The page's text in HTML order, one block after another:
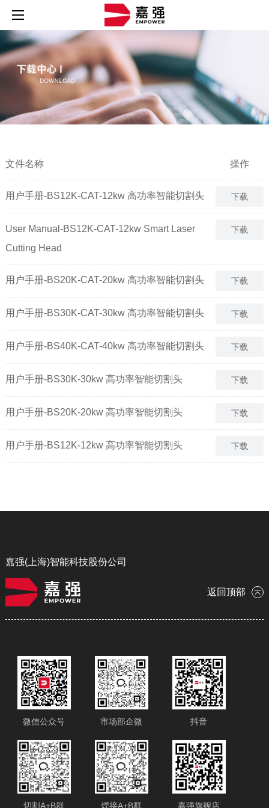
文件名称 操作
用户手册-BS12K-CAT-12kw 高功率智能切割头 下载
User Manual-BS12K-CAT-12kw Smart Laser
Cutting Head
下载
用户手册-BS20K-CAT-20kw 高功率智能切割头 下载
用户手册-BS30K-CAT-30kw 高功率智能切割头 下载
用户手册-BS40K-CAT-40kw 高功率智能切割头 下载
用户手册-BS30K-30kw 高功率智能切割头 下载
用户手册-BS20K-20kw 高功率智能切割头 下载
用户手册-BS12K-12kw 高功率智能切割头 下载
嘉强(上海)智能科技股份公司
返回顶部
微信公众号 市场部企微 抖音
切割A+B群 焊接A+B群 嘉强旗舰店